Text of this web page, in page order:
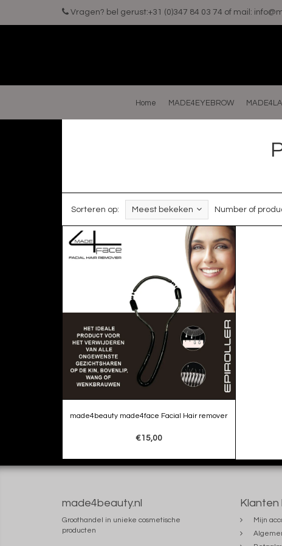
Vragen? bel gerust:+31 (0)347 84 03 74 of mail:
Home MADE4EYEBROW
Sorteren op: Meest bekeken Number of
made4beauty made4face Facial Hair remover
€15,00
made4beauty.nl
Groothandel in unieke cosmetische
producten
Klanten
Mijn